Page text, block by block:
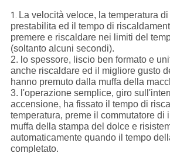
1. La velocità veloce, la temperatura
prestabilita ed il tempo di
premere e riscaldare nei limiti del
(soltanto alcuni secondi).
2. lo spessore, liscio ben formato e
anche riscaldare ed il migliore gusto
hanno premuto dalla muffa della
3. l'operazione semplice, giro
accensione, ha fissato il tempo di
temperatura, preme il commutatore di
muffa della stampa del dolce e
automaticamente quando il tempo
completato.